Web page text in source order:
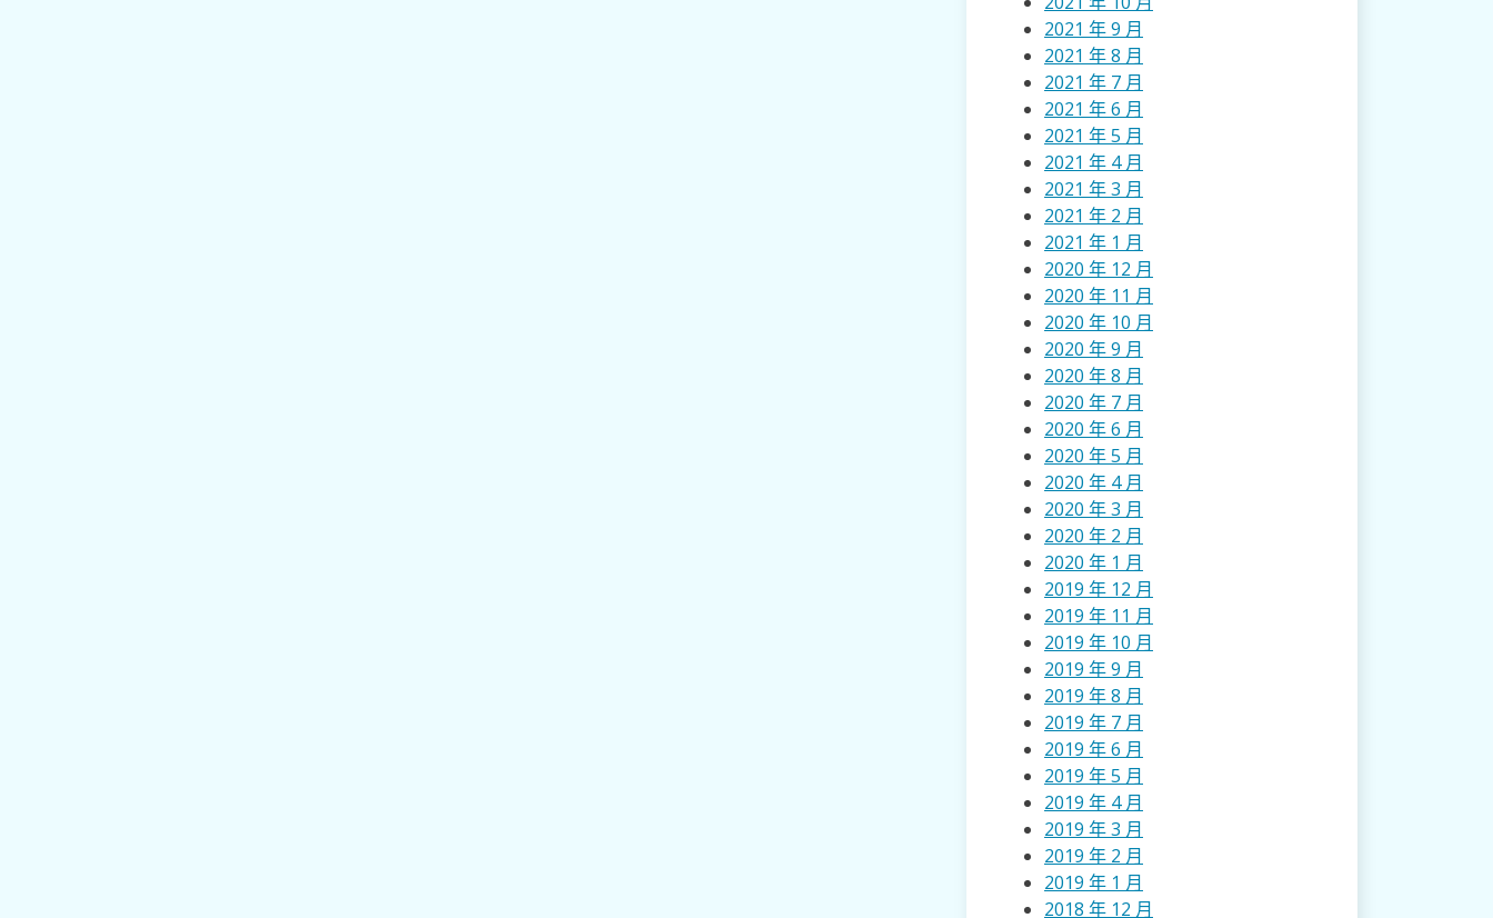
2021 年 9 月
2021 年 8 月
2021 年 7 月
2021 年 6 月
2021 年 5 月
2021 年 4 月
2021 年 3 月
2021 年 2 月
2021 年 1 月
2020 年 12 月
2020 年 11 月
2020 年 10 月
2020 年 9 月
2020 年 8 月
2020 年 7 月
2020 年 6 月
2020 年 5 月
2020 年 4 月
2020 年 3 月
2020 年 2 月
2020 年 1 月
2019 年 12 月
2019 年 11 月
2019 年 10 月
2019 年 9 月
2019 年 8 月
2019 年 7 月
2019 年 6 月
2019 年 5 月
2019 年 4 月
2019 年 3 月
2019 年 2 月
2019 年 1 月
2018 年 12 月